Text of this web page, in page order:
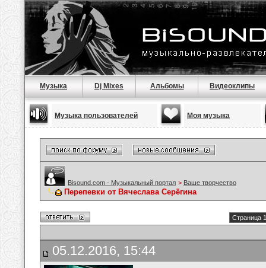
Музыка Dj Mixes Альбомы Видеоклипы
Музыка пользователей Моя музыка
Bisound.com - Музыкальный портал > Ваше творчество
Перепевки от Вячеслава Серёгина
Страница
05.12.2016, 15:44